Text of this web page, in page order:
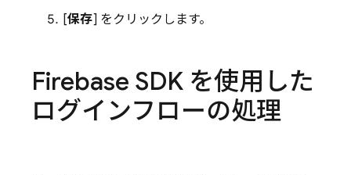
[保存] をクリックします。
Firebase SDK を使用した
ログインフローの処理